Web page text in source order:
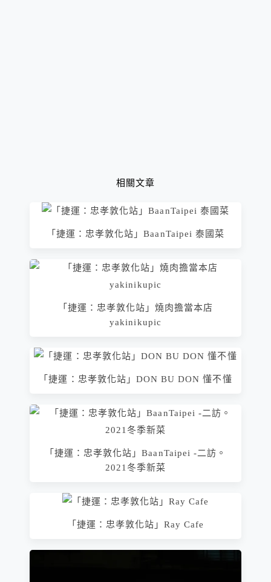
相關文章
「捷運：忠孝敦化站」BaanTaipei 泰國菜
「捷運：忠孝敦化站」燒肉擔當本店
yakinikupic
「捷運：忠孝敦化站」DON BU DON 懂不懂
「捷運：忠孝敦化站」BaanTaipei -二訪。
2021冬季新菜
「捷運：忠孝敦化站」Ray Cafe